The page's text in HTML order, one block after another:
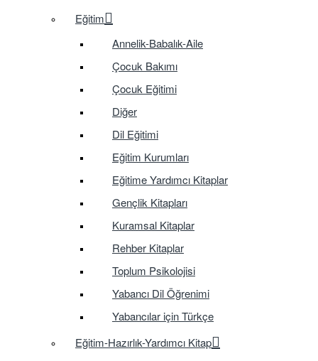
Eğitim
Annelik-Babalık-Aile
Çocuk Bakımı
Çocuk Eğitimi
Diğer
Dil Eğitimi
Eğitim Kurumları
Eğitime Yardımcı Kitaplar
Gençlik Kitapları
Kuramsal Kitaplar
Rehber Kitaplar
Toplum Psikolojisi
Yabancı Dil Öğrenimi
Yabancılar için Türkçe
Eğitim-Hazırlık-Yardımcı Kitap